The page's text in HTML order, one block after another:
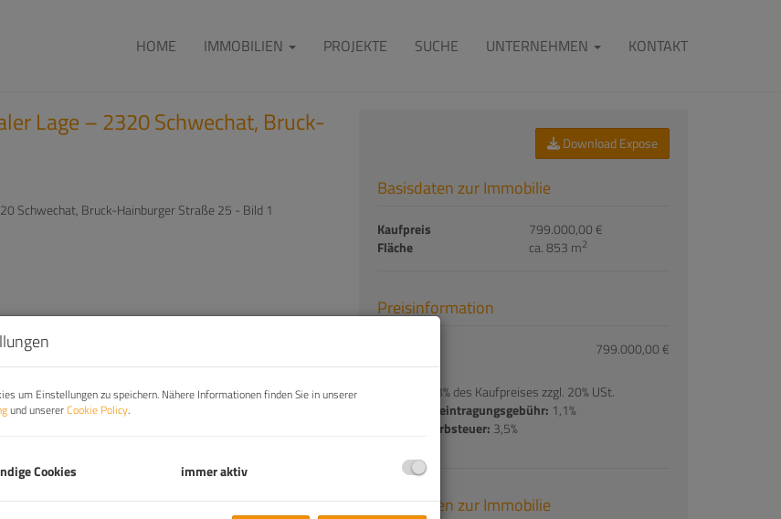
HOME IMMOBILIEN PROJEKTE SUCHE UNTERNEHMEN KONTAKT
Lage – 2320 Schwechat, Bruck-
Download Expose
Basisdaten zur Immobilie
Kaufpreis
799.000,00 €
Fläche
ca. 853 m2
Preisinformation
799.000,00 €
3% des Kaufpreises zzgl. 20% USt.
Grundbucheintragungsgebühr: 1,1%
Grunderwerbsteuer: 3,5%
Basisdaten zur Immobilie
um Einstellungen zu speichern. Nähere Informationen finden Sie in unserer
und unsererCookie Policy.
Cookies immer aktiv